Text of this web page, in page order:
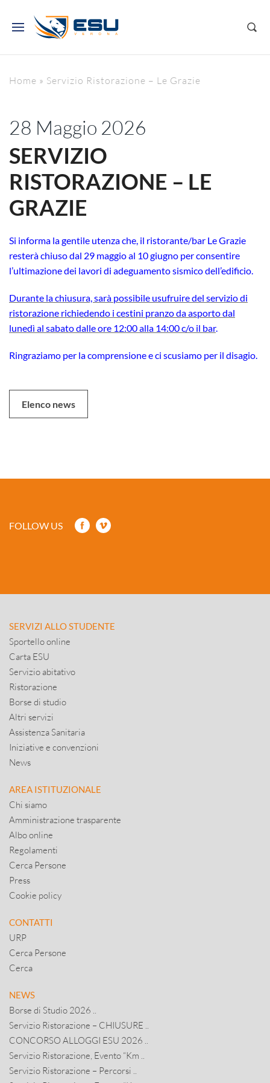
Home » Servizio Ristorazione – Le Grazie
28 Maggio 2026
SERVIZIO
RISTORAZIONE – LE
GRAZIE
Si informa la gentile utenza che, il ristorante/bar Le Grazie
resterà chiuso dal 29 maggio al 10 giugno per consentire
l’ultimazione dei lavori di adeguamento sismico dell’edificio.
Durante la chiusura, sarà possibile usufruire del servizio di
ristorazione richiedendo i cestini pranzo da asporto dal
lunedì al sabato dalle ore 12:00 alla 14:00 c/o il bar.
Ringraziamo per la comprensione e ci scusiamo per il disagio.
Elenco news
FOLLOW US
SERVIZI ALLO STUDENTE
Sportello online
Carta ESU
Servizio abitativo
Ristorazione
Borse di studio
Altri servizi
Assistenza Sanitaria
Iniziative e convenzioni
News
AREA ISTITUZIONALE
Chi siamo
Amministrazione trasparente
Albo online
Regolamenti
Cerca Persone
Press
Cookie policy
CONTATTI
URP
Cerca Persone
Cerca
NEWS
Borse di Studio 2026 ..
Servizio Ristorazione – CHIUSURE ..
CONCORSO ALLOGGI ESU 2026 ..
Servizio Ristorazione, Evento “Km ..
Servizio Ristorazione – Percorsi ..